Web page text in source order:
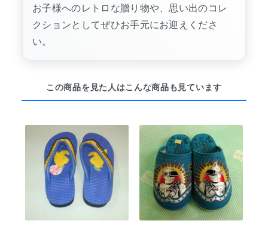
お子様へのレトロな贈り物や、思い出のコレ
クションとしてぜひお手元にお迎えくださ
い。
この商品を見た人はこんな商品も見ています